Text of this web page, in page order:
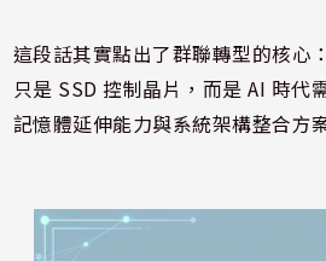
這段話其實點出了群聯轉型的核心
只是 SSD 控制晶片，而是 AI 時代
記憶體延伸能力與系統架構整合方